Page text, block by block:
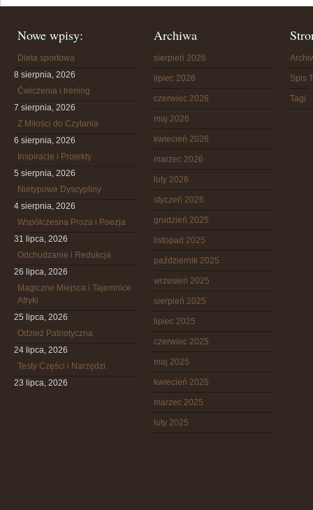
Nowe wpisy:
Dieta sportowa
8 sierpnia, 2026
Ćwiczenia i trening
7 sierpnia, 2026
Z Miłości do Czytania
6 sierpnia, 2026
Inspiracje i Projekty
5 sierpnia, 2026
Nietypowe Dyscypliny
4 sierpnia, 2026
Współczesna Proza i Poezja
31 lipca, 2026
Odchudzanie i Redukcja
26 lipca, 2026
Magiczne Miejsca i Tajemnice
Afryki
25 lipca, 2026
Odzież Patriotyczna
24 lipca, 2026
Testy Części i Narzędzi
23 lipca, 2026
Archiwa
sierpień 2026
lipiec 2026
czerwiec 2026
maj 2026
kwiecień 2026
marzec 2026
luty 2026
styczeń 2026
grudzień 2025
listopad 2025
październik 2025
wrzesień 2025
sierpień 2025
lipiec 2025
czerwiec 2025
maj 2025
kwiecień 2025
marzec 2025
luty 2025
Spis
Tagi